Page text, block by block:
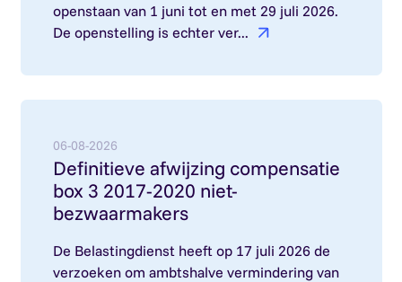
openstaan van 1 juni tot en met 29 juli 2026.
De openstelling is echter ver...
Lees meer over: Definitieve afwijzing
06-08-2026
Definitieve afwijzing compensatie
box 3 2017-2020 niet-
bezwaarmakers
De Belastingdienst heeft op 17 juli 2026 de
verzoeken om ambtshalve vermindering van